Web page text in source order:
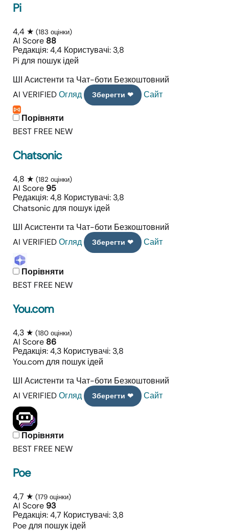
Pi
4,4 ★ (183 оцінки)
AI Score 88
Редакція: 4,4 Користувачі: 3,8
Pi для пошук ідей
ШІ Асистенти та Чат-боти Безкоштовний
AI VERIFIEDОгляд Зберегти ❤ Сайт
Порівняти
BEST FREE NEW
Chatsonic
4,8 ★ (182 оцінки)
AI Score 95
Редакція: 4,8 Користувачі: 3,8
Chatsonic для пошук ідей
ШІ Асистенти та Чат-боти Безкоштовний
AI VERIFIEDОгляд Зберегти ❤ Сайт
Порівняти
BEST FREE NEW
You.com
4,3 ★ (180 оцінки)
AI Score 86
Редакція: 4,3 Користувачі: 3,8
You.com для пошук ідей
ШІ Асистенти та Чат-боти Безкоштовний
AI VERIFIEDОгляд Зберегти ❤ Сайт
Порівняти
BEST FREE NEW
Poe
4,7 ★ (179 оцінки)
AI Score 93
Редакція: 4,7 Користувачі: 3,8
Poe для пошук ідей